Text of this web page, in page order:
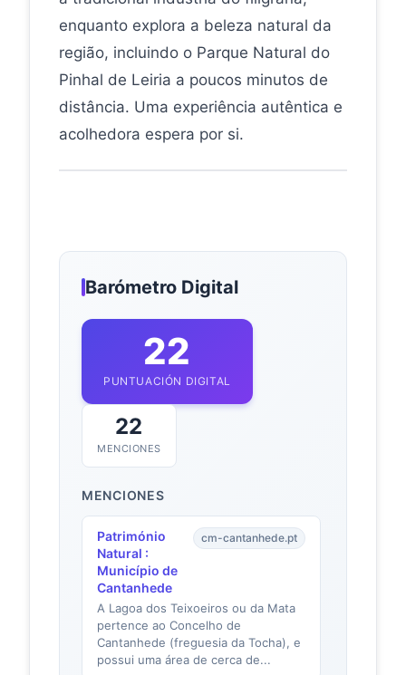
enquanto explora a beleza natural da
região, incluindo o Parque Natural do
Pinhal de Leiria a poucos minutos de
distância. Uma experiência autêntica e
acolhedora espera por si.
Barómetro Digital
22
PUNTUACIÓN DIGITAL
22
MENCIONES
MENCIONES
Património
Natural :
Município de
Cantanhede
cm-cantanhede.pt
A Lagoa dos Teixoeiros ou da Mata
pertence ao Concelho de
Cantanhede (freguesia da Tocha), e
possui uma área de cerca de...